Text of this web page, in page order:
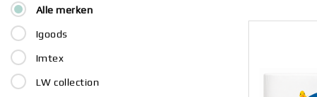
Alle merken
Igoods
Imtex
LW collection